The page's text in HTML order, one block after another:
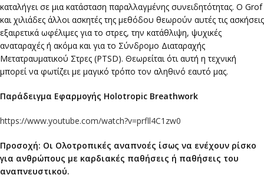
καταλήγει σε μια κατάσταση παραλλαγμένης συνειδητότητας. Ο Grof
και χιλιάδες άλλοι ασκητές της μεθόδου θεωρούν αυτές τις ασκήσεις
εξαιρετικά ωφέλιμες για το στρες, την κατάθλιψη, ψυχικές
αναταραχές ή ακόμα και για το Σύνδρομο Διαταραχής
Μετατραυματικού Στρες (PTSD). Θεωρείται ότι αυτή η τεχνική
μπορεί να φωτίζει με μαγικό τρόπο τον αληθινό εαυτό μας.
Παράδειγμα Εφαρμογής Holotropic Breathwork
https://www.youtube.com/watch?v=prfll4C1zw0
Προσοχή: Οι Ολοτροπικές αναπνοές ίσως να ενέχουν ρίσκο
για ανθρώπους με καρδιακές παθήσεις ή παθήσεις του
αναπνευστικού.